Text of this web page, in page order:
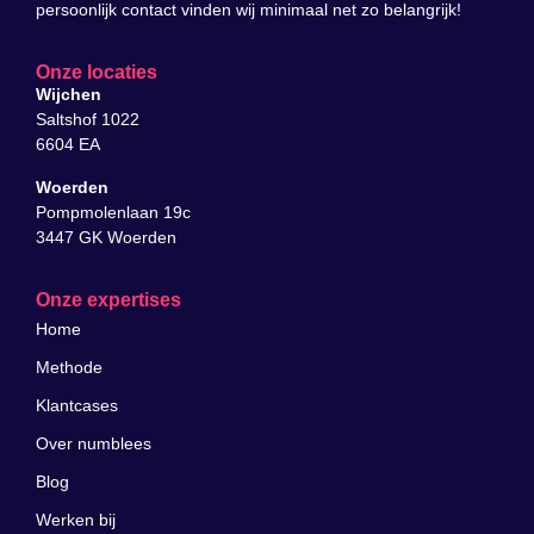
persoonlijk contact vinden wij minimaal net zo belangrijk!
Onze locaties
Wijchen
Saltshof 1022
6604 EA
Woerden
Pompmolenlaan 19c
3447 GK Woerden
Onze expertises
Home
Methode
Klantcases
Over numblees
Blog
Werken bij